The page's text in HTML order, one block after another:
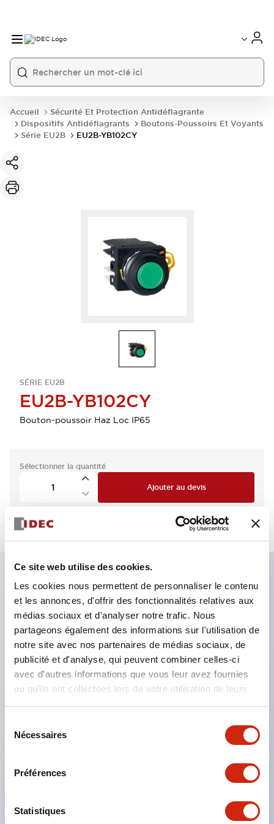
Ce site web utilise des cookies.
Les cookies nous permettent de personnaliser le contenu
et les annonces, d'offrir des fonctionnalités relatives aux
médias sociaux et d'analyser notre trafic. Nous
partageons également des informations sur l'utilisation de
notre site avec nos partenaires de médias sociaux, de
publicité et d'analyse, qui peuvent combiner celles-ci
avec d'autres informations que vous leur avez fournies
ou qu'ils ont collectées lors de votre utilisation de leurs
Nécessaires
Préférences
Statistiques
Accueil
Sécurité Et Protection Antidéflagrante
Dispositifs Antidéflagrants
Boutons-Poussoirs Et Voyants
Série EU2B
EU2B-YB102CY
SÉRIE EU2B
EU2B-YB102CY
Bouton-poussoir Haz Loc IP65
Sélectionner la quantité
Ajouter au devis
Caractéristiques clés
Applicable dans les atmosphères potentiellement
explosives
Classé Classe I, Zone 1
Homologations mondiales (UL, ATEX, CE)
Interrupteurs sélecteurs disponibles avec levier ou
Bornes à vis sécurisées contre les contacts